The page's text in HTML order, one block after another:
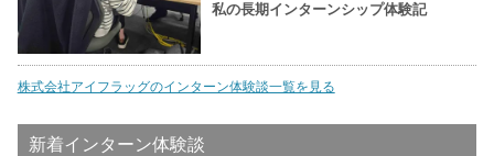
私の長期インターンシップ体験記
株式会社アイフラッグのインターン体験談一覧を見る
新着インターン体験談